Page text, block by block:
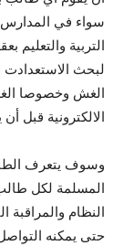
سواء في المدارس
التربية والتعليم
لبحث الاستعدادت
الغش وخصوصا
الالكترونية قبل
وسوف يتعرف
المسلمة لكل
النظام والمراقبة
حتى يمكنه